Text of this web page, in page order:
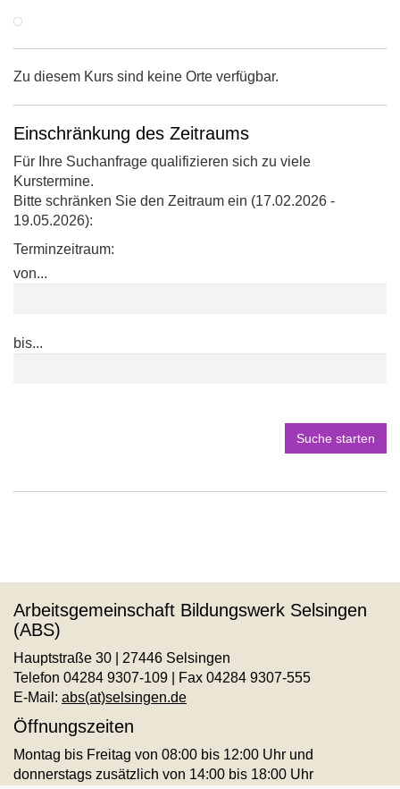
Zu diesem Kurs sind keine Orte verfügbar.
Einschränkung des Zeitraums
Für Ihre Suchanfrage qualifizieren sich zu viele
Kurstermine.
Bitte schränken Sie den Zeitraum ein (17.02.2026 -
19.05.2026):
Terminzeitraum:
von...
bis...
Suche starten
Arbeitsgemeinschaft Bildungswerk Selsingen
(ABS)
Hauptstraße 30 | 27446 Selsingen
Telefon 04284 9307-109 | Fax 04284 9307-555
E-Mail: abs(at)selsingen.de
Öffnungszeiten
Montag bis Freitag von 08:00 bis 12:00 Uhr und
donnerstags zusätzlich von 14:00 bis 18:00 Uhr